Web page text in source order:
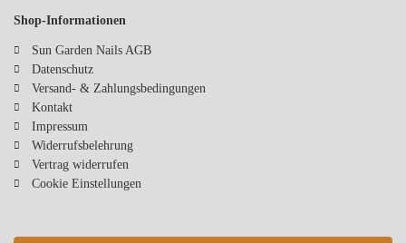
Shop-Informationen
Sun Garden Nails AGB
Datenschutz
Versand- & Zahlungsbedingungen
Kontakt
Impressum
Widerrufsbelehrung
Vertrag widerrufen
Cookie Einstellungen